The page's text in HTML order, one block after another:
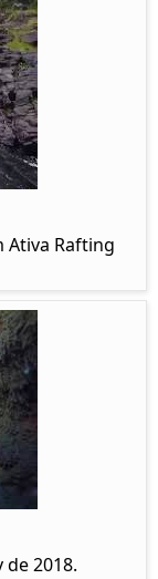
Ativa Rafting
2018.